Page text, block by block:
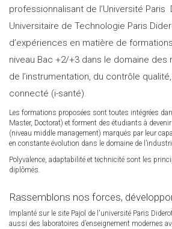
professionnalisant de l’Université Paris
Universitaire de Technologie Paris
d’expériences en matière de
niveau Bac +2/+3 dans le domaine des
de l’instrumentation, du contrôle
connecté (i-santé).
Les formations proposées sont toutes intégrées
Master, Doctorat) et forment des étudiants à
(niveau middle management) marqués par leur
en constante évolution dans le domaine de
Polyvalence, adaptabilité et technicité sont les
diplômés.
Rassemblons nos forces,
Implanté sur le site Pajol de l'université Paris
aussi des laboratoires d’enseignement modernes